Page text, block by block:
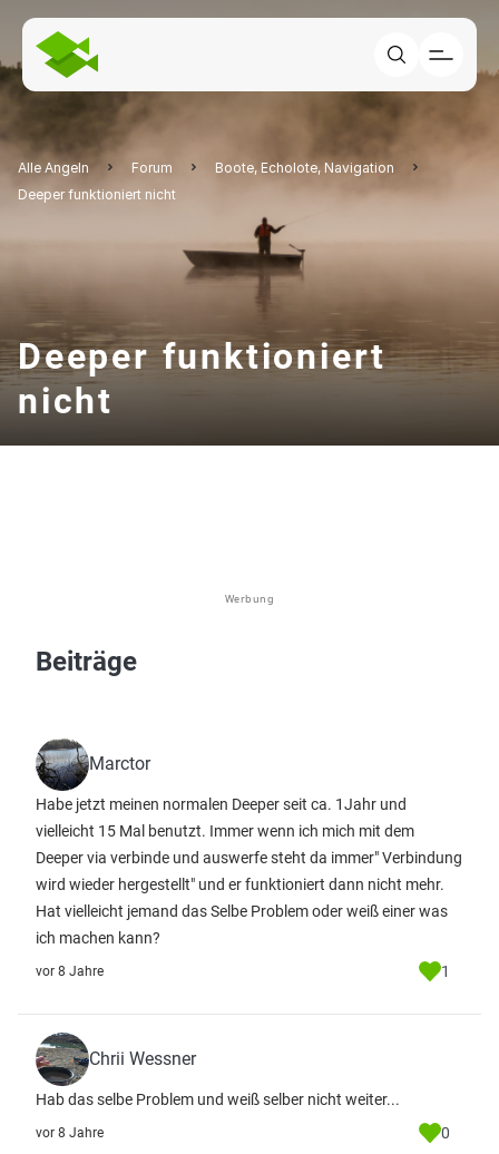
Alle Angeln Forum
Boote, Echolote, Navigation
Deeper funktioniert nicht
Deeper funktioniert
nicht
Werbung
Beiträge
Marctor
Habe jetzt meinen normalen Deeper seit ca. 1Jahr und
vielleicht 15 Mal benutzt. Immer wenn ich mich mit dem
Deeper via verbinde und auswerfe steht da immer" Verbindung
wird wieder hergestellt" und er funktioniert dann nicht mehr.
Hat vielleicht jemand das Selbe Problem oder weiß einer was
ich machen kann?
vor 8 Jahre 1
Chrii Wessner
Hab das selbe Problem und weiß selber nicht weiter...
vor 8 Jahre 0